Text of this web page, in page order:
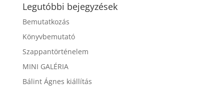
Legutóbbi bejegyzések
Bemutatkozás
Könyvbemutató
Szappantörténelem
MINI GALÉRIA
Bálint Ágnes kiállítás